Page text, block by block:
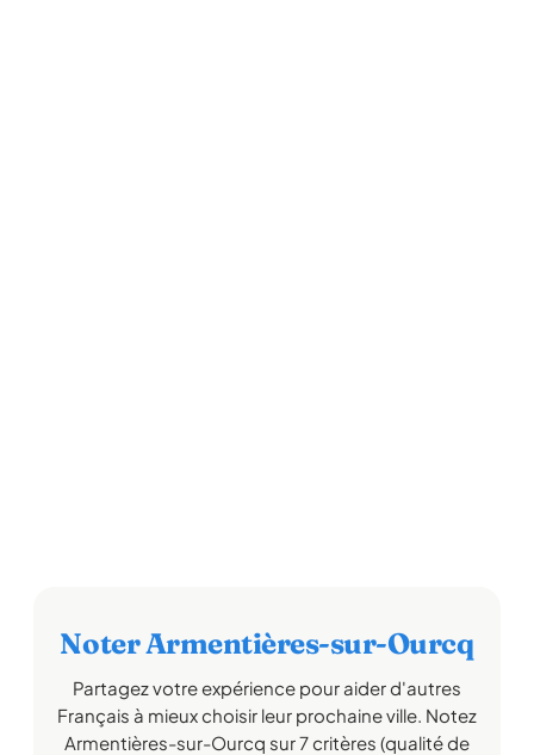
Noter Armentières-sur-Ourcq
Partagez votre expérience pour aider d'autres
Français à mieux choisir leur prochaine ville. Notez
Armentières-sur-Ourcq sur 7 critères (qualité de